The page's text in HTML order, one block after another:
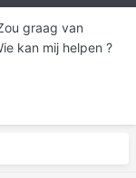
graag van
kan mij helpen ?